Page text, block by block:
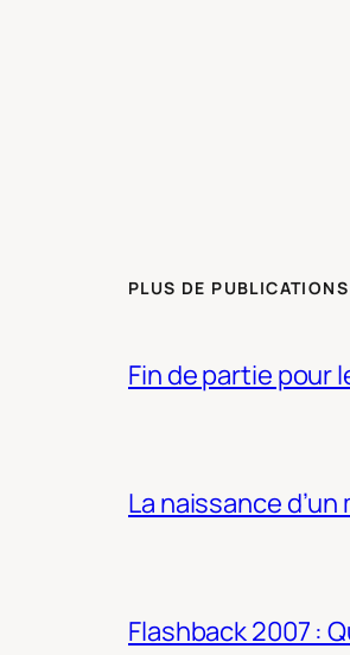
PLUS DE PUBLICATIONS
Fin de partie pour
La naissance
Flashback 2007 :